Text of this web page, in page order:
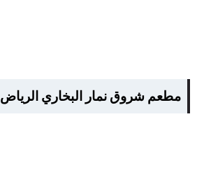
مطعم شروق نمار البخاري الرياض